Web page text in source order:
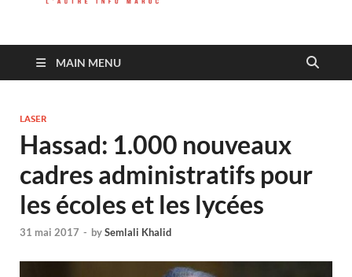
MAIN MENU
LASER
Hassad: 1.000 nouveaux
cadres administratifs pour
les écoles et les lycées
31 mai 2017 - bySemlali Khalid